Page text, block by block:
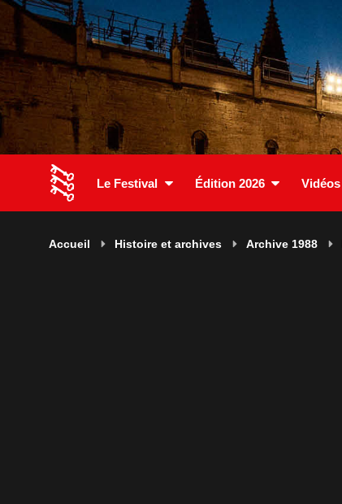
Le Festival Édition 2026 Vidéos
Accueil Histoire et archives Archive 1988